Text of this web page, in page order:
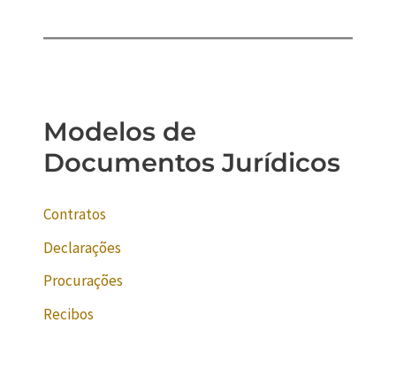
Modelos de
Documentos Jurídicos
Contratos
Declarações
Procurações
Recibos